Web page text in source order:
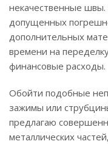
некачественные швы.
допущенных
дополнительных
времени на
финансовые расходы.
Обойти подобные
зажимы или
предлагаю
металлических